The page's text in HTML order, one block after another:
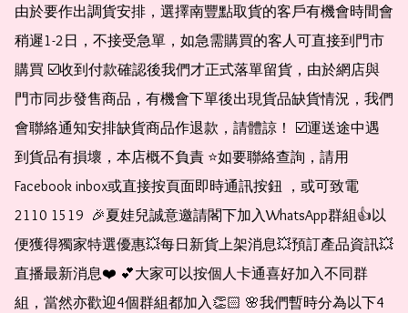
由於要作出調貨安排，選擇南豐點取貨的客戶有機會時間會
稍遲1-2日，不接受急單，如急需購買的客人可直接到門市
購買 ☑️收到付款確認後我們才正式落單留貨，由於網店與
門市同步發售商品，有機會下單後出現貨品缺貨情況，我們
會聯絡通知安排缺貨商品作退款，請體諒！ ☑️運送途中遇
到貨品有損壞，本店概不負責 ⭐️如要聯絡查詢，請用
Facebook inbox或直接按頁面即時通訊按鈕 ，或可致電
2110 1519  🎉夏娃兒誠意邀請閣下加入WhatsApp群組👍以
便獲得獨家特選優惠💥每日新貨上架消息💥預訂產品資訊💥
直播最新消息❤️ 💕大家可以按個人卡通喜好加入不同群
組，當然亦歡迎4個群組都加入👏🏻 🌸我們暫時分為以下4